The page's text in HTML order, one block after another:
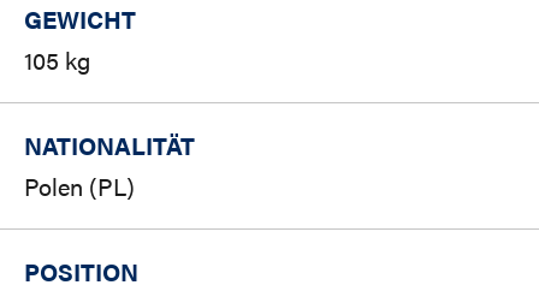
GEWICHT
105 kg
NATIONALITÄT
Polen (PL)
POSITION